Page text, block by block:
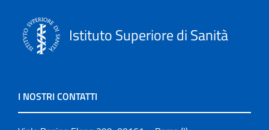
Istituto Superiore di Sanità
I NOSTRI CONTATTI